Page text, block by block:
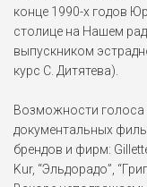
конце 1990-х годов
столице на Нашем
выпускником
курс С. Дитятева).
Возможности голоса
документальных
брендов и фирм:
Kur, “Эльдорадо”,